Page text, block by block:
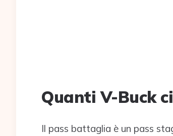
Quanti V-Buck
Il pass battaglia è un pass